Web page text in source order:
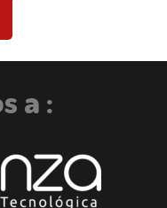
a :